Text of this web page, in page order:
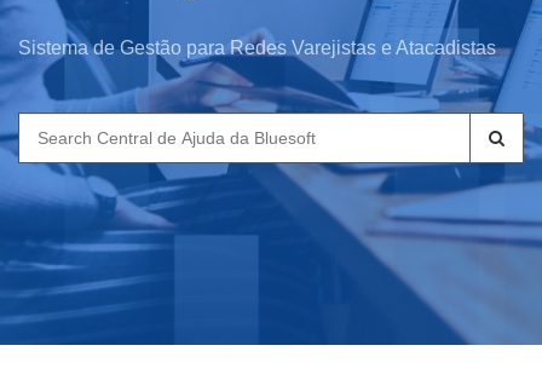
Sistema de Gestão para Redes Varejistas e Atacadistas
Search
for: